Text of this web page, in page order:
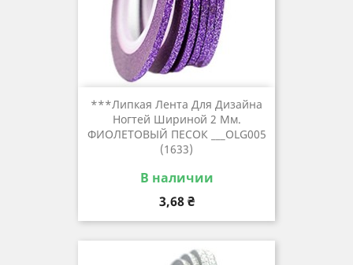
***Липкая Лента Для Дизайна
Ногтей Шириной 2 Мм.
ФИОЛЕТОВЫЙ ПЕСОК ___OLG005
(1633)
В наличии
Цена
3,68 ₴